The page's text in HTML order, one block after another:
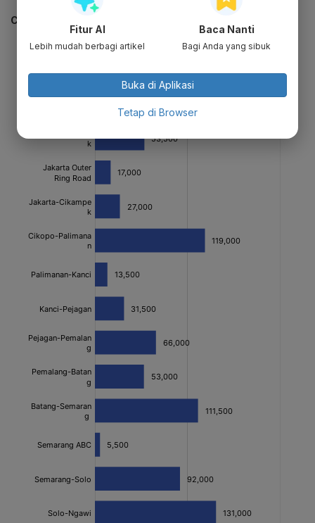
CEK JUGA DATA INI
Fitur AI
Lebih mudah berbagi artikel
Baca Nanti
Bagi Anda yang sibuk
Buka di Aplikasi
Tetap di Browser